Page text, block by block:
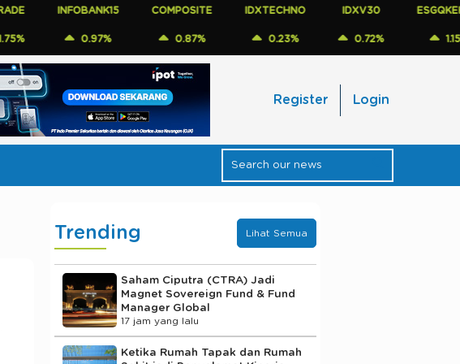
INFOBANK15
0.97%
COMPOSITE
0.87%
IDXTECHNO
0.23%
IDXV30
0.72%
ESGQKEHATI
1.15%
Register Login
Trending Lihat Semua
Saham Ciputra (CTRA) Jadi
Magnet Sovereign Fund & Fund
Manager Global
17 jam yang lalu
Ketika Rumah Tapak dan Rumah